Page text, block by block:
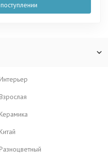
Интерьер
Взрослая
Керамика
Китай
Разноцветный